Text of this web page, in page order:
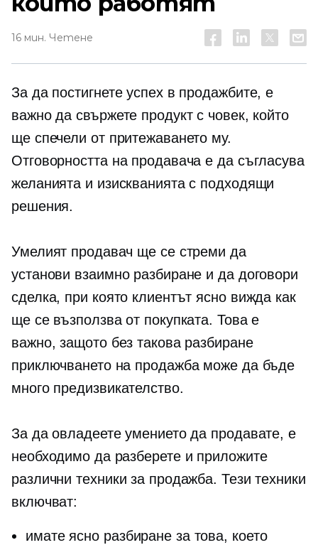
16 мин. Четене
За да постигнете успех в продажбите, е
важно да свържете продукт с човек, който
ще спечели от притежаването му.
Отговорността на продавача е да съгласува
желанията и изискванията с подходящи
решения.
Умелият продавач ще се стреми да
установи взаимно разбиране и да договори
сделка, при която клиентът ясно вижда как
ще се възползва от покупката. Това е
важно, защото без такова разбиране
приключването на продажба може да бъде
много предизвикателство.
За да овладеете умението да продавате, е
необходимо да разберете и приложите
различни техники за продажба. Тези техники
включват:
имате ясно разбиране за това, което